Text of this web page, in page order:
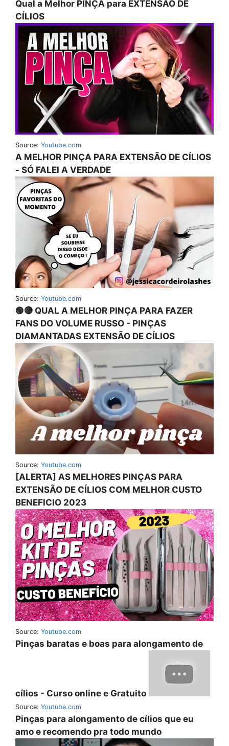
Qual a Melhor PINÇA para EXTENSÃO DE
CÍLIOS
Source: Youtube.com
A MELHOR PINÇA PARA EXTENSÃO DE CÍLIOS
- SÓ FALEI A VERDADE
Source: Youtube.com
🟢🔴 QUAL A MELHOR PINÇA PARA FAZER
FANS DO VOLUME RUSSO - PINÇAS
DIAMANTADAS EXTENSÃO DE CÍLIOS
Source: Youtube.com
[ALERTA] AS MELHORES PINÇAS PARA
EXTENSÃO DE CÍLIOS COM MELHOR CUSTO
BENEFICIO 2023
Source: Youtube.com
Pinças baratas e boas para alongamento de
cílios - Curso online e Gratuito
Source: Youtube.com
Pinças para alongamento de cílios que eu
amo e recomendo pra todo mundo